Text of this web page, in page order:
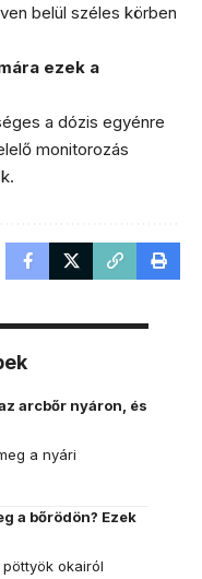
belül széles körben
ezek a
a dózis egyénre
monitorozás
arcbőr nyáron, és
a nyári
a bőrödön? Ezek
okairól